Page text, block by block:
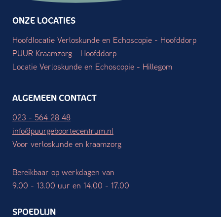
ONZE LOCATIES
Hoofdlocatie Verloskunde en Echoscopie - Hoofddorp
PUUR Kraamzorg - Hoofddorp
Locatie Verloskunde en Echoscopie - Hillegom
ALGEMEEN CONTACT
023 - 564 28 48
info@puurgeboortecentrum.nl
Voor verloskunde en kraamzorg
Bereikbaar op werkdagen van
9.00 - 13.00 uur en 14.00 - 17.00
SPOEDLIJN